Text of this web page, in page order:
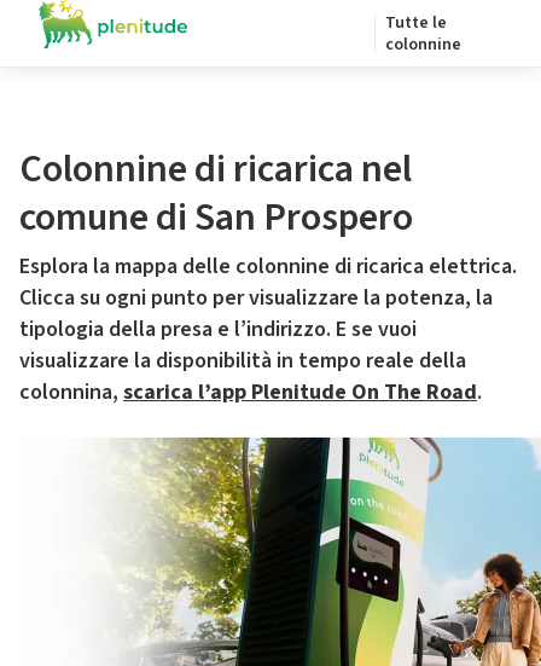
Tutte le
colonnine
Colonnine di ricarica nel
comune di San Prospero
Esplora la mappa delle colonnine di ricarica elettrica.
Clicca su ogni punto per visualizzare la potenza, la
tipologia della presa e l’indirizzo. E se vuoi
visualizzare la disponibilità in tempo reale della
colonnina, scarica l’app Plenitude On The Road.